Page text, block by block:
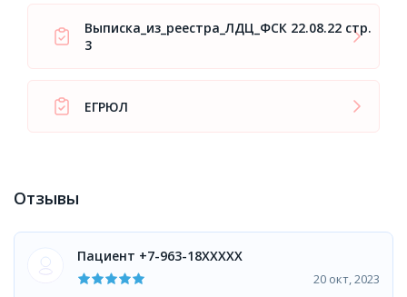
Выписка_из_реестра_ЛДЦ_ФСК 22.08.22 стр.
3
ЕГРЮЛ
Отзывы
Пациент +7-963-18XXXXX
20 окт, 2023